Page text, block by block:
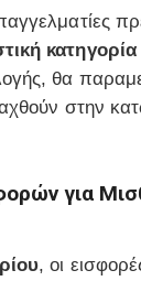
κατηγορία
θα
στην
για
, οι